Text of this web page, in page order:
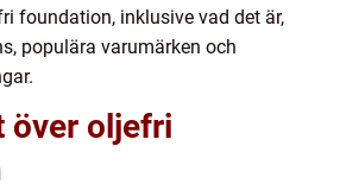
foundation, inklusive vad det är,
populära varumärken och
över oljefri